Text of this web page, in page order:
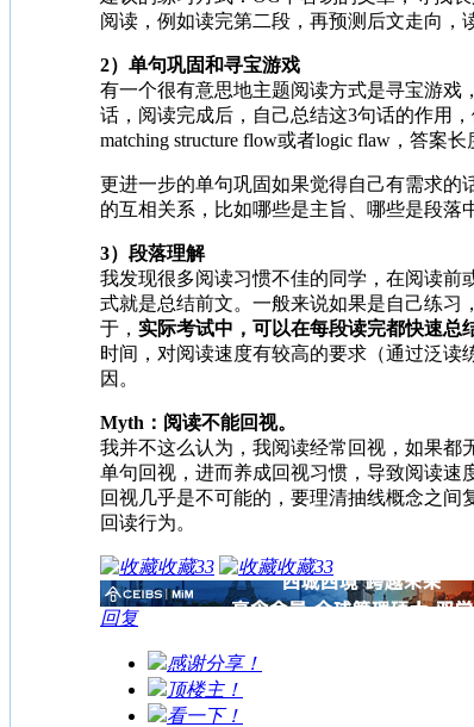
阅读，例如读完第二段，再预测后文走向，
2）单句巩固和寻宝游戏
有一个很有意思地主题阅读方式是寻宝游戏
话，阅读完成后，自己总结这3句话的作用
matching structure flow或者logic flaw，答案长
更进一步的单句巩固如果觉得自己有需求的
的互相关系，比如哪些是主旨、哪些是段落
3）段落理解
我发现很多阅读习惯不佳的同学，在阅读前
式就是总结前文。一般来说如果是自己练习
于，​ 实际考试中，可以在每段读完都快速总
时间，对阅读速度有较高的要求（通过泛读
因。
Myth：阅读不能回视。
我并不这么认为，我阅读经常回视，如果都
单句回视，进而养成回视习惯，导致阅读速
回视几乎是不可能的，要理清抽线概念之
回读行为。
收藏33 收藏33
回复
感谢分享！
顶楼主！
看一下！